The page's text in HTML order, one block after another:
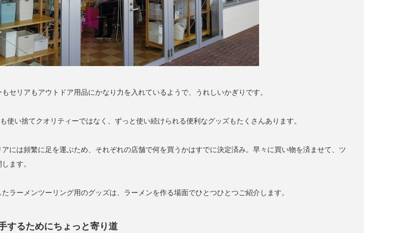
セリアもアウトドア用品にかなり力を入れているようで、うれしいかぎりです。
使い捨てクオリティーではなく、ずっと使い続けられる便利なグッズもたくさんあります。
アには頻繁に足を運ぶため、それぞれの店舗で何を買うかはすでに決定済み。早々に買い物を済ませて、ツ
ます。
ラーメンツーリング用のグッズは、ラーメンを作る場面でひとつひとつご紹介します。
するためにちょっと寄り道